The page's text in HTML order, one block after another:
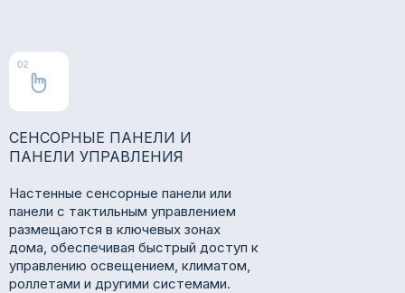
Настенные сенсорные панели или
панели с тактильным управлением
размещаются в ключевых зонах
дома, обеспечивая быстрый доступ к
управлению освещением, климатом,
роллетами и другими системами.
СЕНСОРНЫЕ ПАНЕЛИ И
ПАНЕЛИ УПРАВЛЕНИЯ